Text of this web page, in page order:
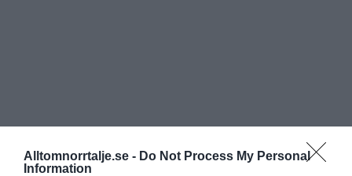
Alltomnorrtalje.se - Do Not Process My Personal
Information